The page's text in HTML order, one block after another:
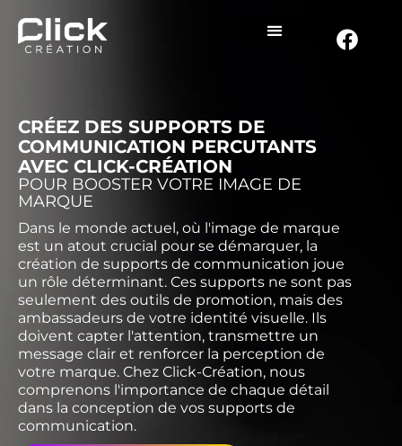
CRÉEZ DES SUPPORTS DE
COMMUNICATION PERCUTANTS
AVEC CLICK-CRÉATION
POUR BOOSTER VOTRE IMAGE DE
MARQUE
Dans le monde actuel, où l'image de marque
est un atout crucial pour se démarquer, la
création de supports de communication joue
un rôle déterminant. Ces supports ne sont pas
seulement des outils de promotion, mais des
ambassadeurs de votre identité visuelle. Ils
doivent capter l'attention, transmettre un
message clair et renforcer la perception de
votre marque. Chez Click-Création, nous
comprenons l'importance de chaque détail
dans la conception de vos supports de
communication.